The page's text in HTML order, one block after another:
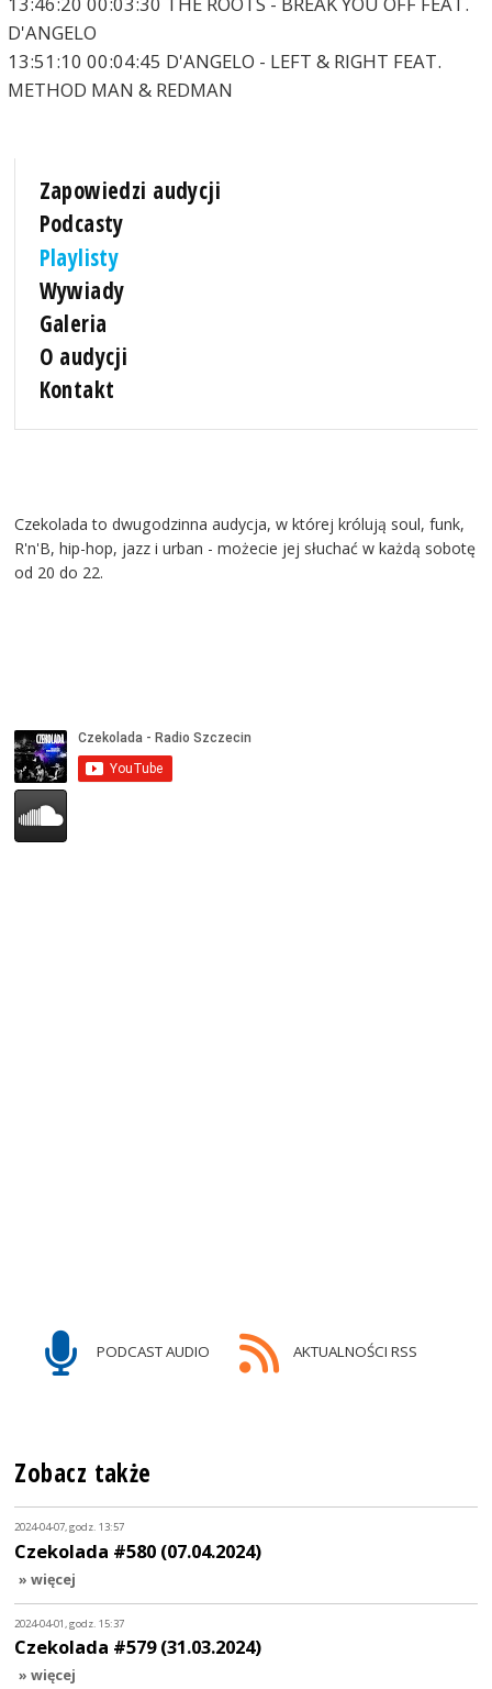
D'ANGELO
13:51:10 00:04:45 D'ANGELO - LEFT & RIGHT FEAT.
METHOD MAN & REDMAN
Zapowiedzi audycji
Podcasty
Playlisty
Wywiady
Galeria
O audycji
Kontakt
Czekolada to dwugodzinna audycja, w której królują soul, funk,
R'n'B, hip-hop, jazz i urban - możecie jej słuchać w każdą sobotę
od 20 do 22.
PODCAST AUDIO AKTUALNOŚCI RSS
Zobacz także
2024-04-07, godz. 13:57
Czekolada #580 (07.04.2024)
» więcej
2024-04-01, godz. 15:37
Czekolada #579 (31.03.2024)
» więcej